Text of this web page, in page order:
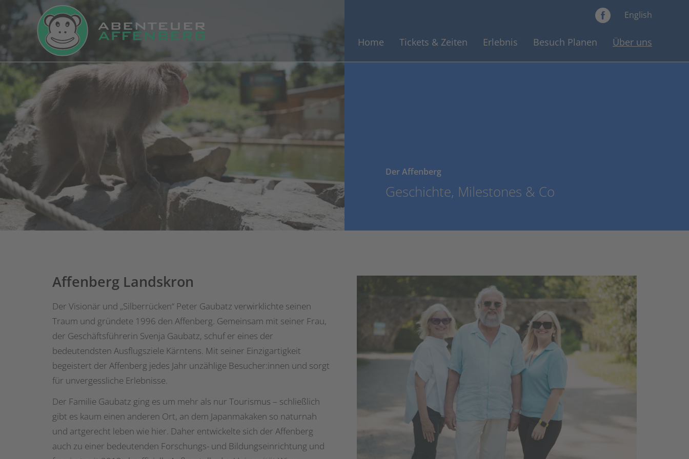
English
Home Tickets & Zeiten Erlebnis Besuch Planen Über uns
Der Affenberg
Geschichte, Milestones & Co
Affenberg Landskron
Der Visionär und „Silberrücken“ Peter Gaubatz verwirklichte seinen
Traum und gründete 1996 den Affenberg. Gemeinsam mit seiner Frau,
der Geschäftsführerin Svenja Gaubatz, schuf er eines der
bedeutendsten Ausflugsziele Kärntens. Mit seiner Einzigartigkeit
begeistert der Affenberg jedes Jahr unzählige Besucher:innen und sorgt
für unvergessliche Erlebnisse.
Der Familie Gaubatz ging es um mehr als nur Tourismus – schließlich
gibt es kaum einen anderen Ort, an dem Japanmakaken so naturnah
und artgerecht leben wie hier. Daher entwickelte sich der Affenberg
auch zu einer bedeutenden Forschungs- und Bildungseinrichtung und